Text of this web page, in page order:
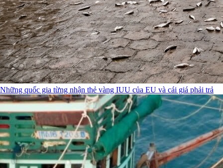
Những quốc gia từng nhận thẻ vàng IUU của EU và cái giá phải trả